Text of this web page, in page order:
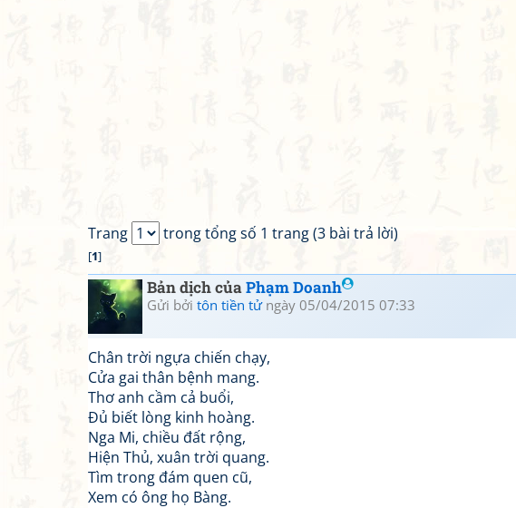
Trang trong tổng số 1 trang (3 bài trả lời)
[1]
Bản dịch củaPhạm Doanh
Gửi bởi tôn tiền tửngày 05/04/2015 07:33
Chân trời ngựa chiến chạy,
Cửa gai thân bệnh mang.
Thơ anh cầm cả buổi,
Đủ biết lòng kinh hoàng.
Nga Mi, chiều đất rộng,
Hiện Thủ, xuân trời quang.
Tìm trong đám quen cũ,
Xem có ông họ Bàng.